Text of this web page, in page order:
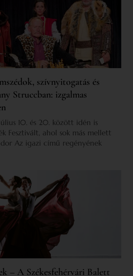
szívnyitogatás és
Struccban: izgalmas
10. és 20. között idén is
Fesztivált, ahol sok más mellett
Az igazi című regényének
– A Székesfehérvári Balett